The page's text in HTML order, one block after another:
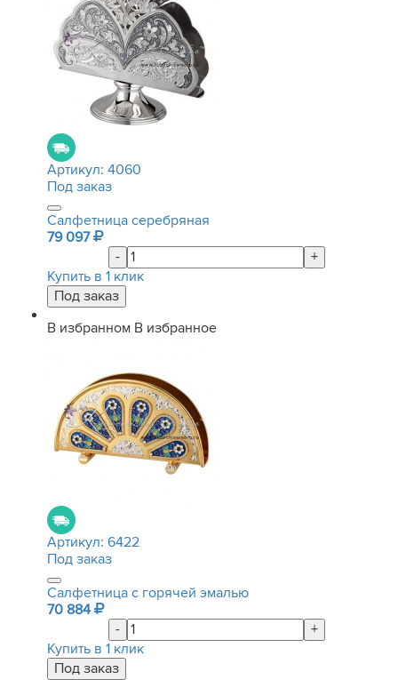
Артикул: 4060
Под заказ
Салфетница серебряная
79 097
-
+
Купить в 1 клик
В избранном В избранное
Артикул: 6422
Под заказ
Салфетница с горячей эмалью
70 884
-
+
Купить в 1 клик